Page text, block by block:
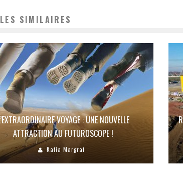
SIMILAIRES
VOYAGE : UNE NOUVELLE
ATTRACTION AU FUTUROSCOPE !
Katia Margraf